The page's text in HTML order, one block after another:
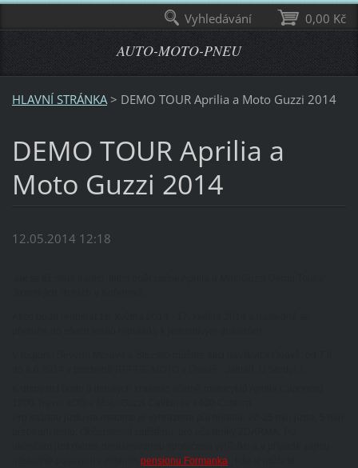
AUTO-MOTO-PNEU
HLAVNÍ STRÁNKA > DEMO TOUR Aprilia a Moto Guzzi 2014
DEMO TOUR Aprilia a
Moto Guzzi 2014
12.05.2014 12:18
pensionu Formanka, kde si můžete
0,00 Kč
Vyhledávání